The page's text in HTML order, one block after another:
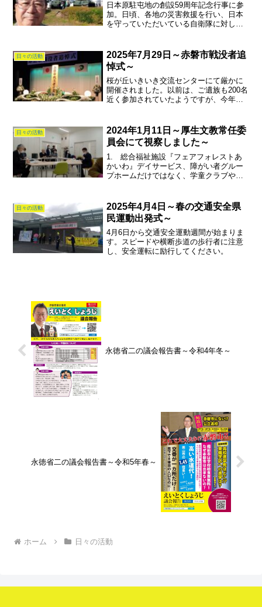
日本原駐屯地の創設59周年記念行事に参
加。日頃、各地の災害救援を行い、日本
を守っていただいている自衛隊に対し、
隊が鳥取県に移動になったのが残念でし
た。
日々の活動
2025年7月29日～赤磐市戦没者追
悼式～
桜が丘いきいき交流センターにて厳かに
開催されました。以前は、ご遺族も200名
近く参加されていたようですが、今年は
ては戦没者追悼式などで語り続けないと
いけないと思います...
日々の活動
2024年1月11日～厚生文教常任委
員会にて視察しました～
1. 総合福祉施設『フェアフォレストあ
かいわ』デイサービス、障がい者グルー
プホームだけではなく、学童クラブやお
チ』コミュニケーションが苦手な児童に
対し、ＰＥＣＳ（絵カ...
日々の活動
2025年4月4日～春の交通安全県
民運動出発式～
4月6日から交通安全運動週間が始まりま
す。スピードや横断歩道の歩行者に注意
し、安全運転に励行してください。
永徳省二の議会報告書～令和4年冬～
永徳省二の議会報告書～令和5年春～
ホーム 日々の活動